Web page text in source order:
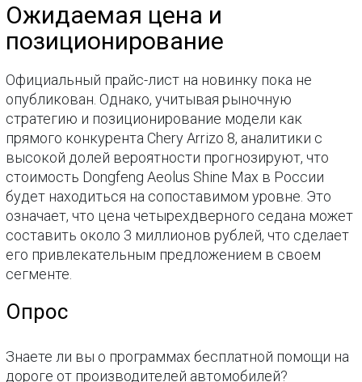
Ожидаемая цена и
позиционирование
Официальный прайс-лист на новинку пока не
опубликован. Однако, учитывая рыночную
стратегию и позиционирование модели как
прямого конкурента Chery Arrizo 8, аналитики с
высокой долей вероятности прогнозируют, что
стоимость Dongfeng Aeolus Shine Max в России
будет находиться на сопоставимом уровне. Это
означает, что цена четырехдверного седана может
составить около 3 миллионов рублей, что сделает
его привлекательным предложением в своем
сегменте.
Опрос
Знаете ли вы о программах бесплатной помощи на
дороге от производителей автомобилей?